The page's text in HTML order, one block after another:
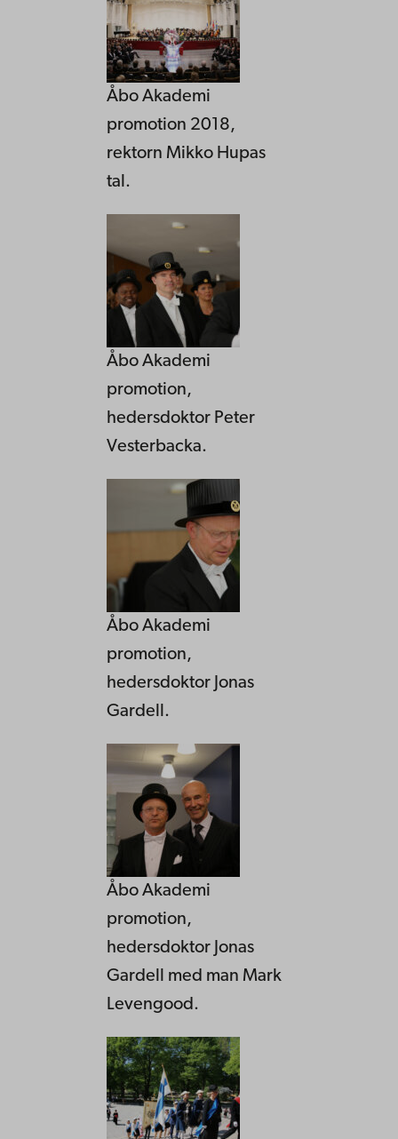
Åbo Akademi
promotion 2018,
rektorn Mikko Hupas
tal.
Åbo Akademi
promotion,
hedersdoktor Peter
Vesterbacka.
Åbo Akademi
promotion,
hedersdoktor Jonas
Gardell.
Åbo Akademi
promotion,
hedersdoktor Jonas
Gardell med man Mark
Levengood.